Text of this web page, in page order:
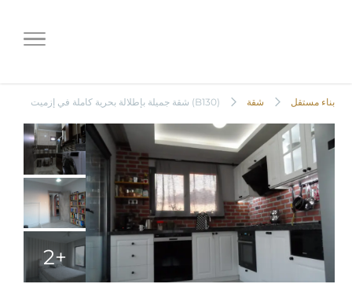
بناء مستقل شقة (B130) شقة جميلة بإطلالة بحرية كاملة في إزميت
+2